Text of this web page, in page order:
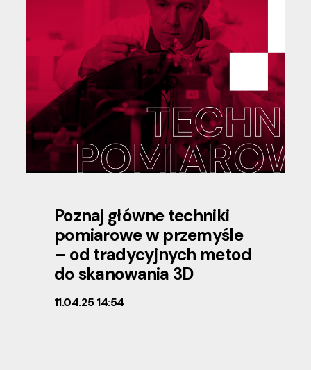
Poznaj główne techniki
pomiarowe w przemyśle
– od tradycyjnych metod
do skanowania 3D
11.04.25 14:54